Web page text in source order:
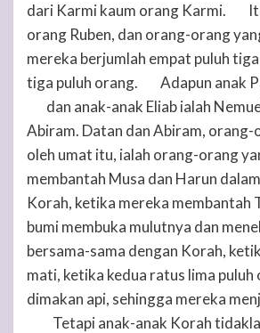
dari Karmi kaum orang Karmi.
orang Ruben, dan orang-orang
mereka berjumlah empat puluh
tiga puluh orang.
Adapun anak
dan anak-anak Eliab ialah
Abiram. Datan dan Abiram, orang-
oleh umat itu, ialah orang-orang
membantah Musa dan Harun
Korah, ketika mereka membantah
bumi membuka mulutnya dan
bersama-sama dengan Korah,
mati, ketika kedua ratus lima puluh
dimakan api, sehingga mereka
Tetapi anak-anak Korah